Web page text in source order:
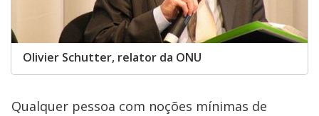
Olivier Schutter, relator da ONU
Qualquer pessoa com noções mínimas de